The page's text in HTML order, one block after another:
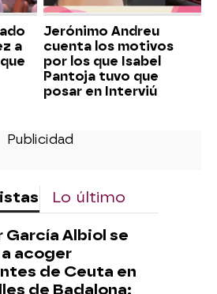
a
Jerónimo Andreu
cuenta los motivos
por los que Isabel
Pantoja tuvo que
posar en Interviú
Lo último
García Albiol se
acoger
de Ceuta en
de Badalona: